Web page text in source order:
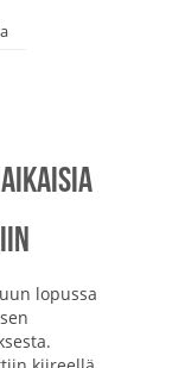
lopussa